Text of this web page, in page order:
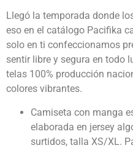
Llegó la temporada donde
eso en el catálogo Pacifika
solo en ti confeccionamos
sentir libre y segura en todo
telas 100% producción
colores vibrantes.
Camiseta con manga
elaborada en jersey
surtidos, talla XS/XL.